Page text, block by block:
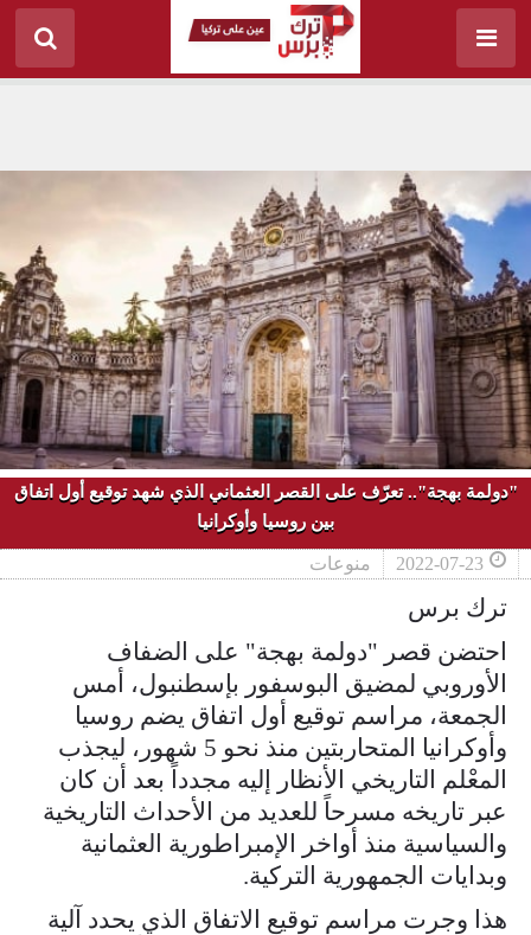
"دولمة بهجة".. تعرّف على القصر العثماني الذي شهد توقيع أول اتفاق
بين روسيا وأوكرانيا
2022-07-23 منوعات
ترك برس
احتضن قصر "دولمة بهجة" على الضفاف
الأوروبي لمضيق البوسفور بإسطنبول، أمس
الجمعة، مراسم توقيع أول اتفاق يضم روسيا
وأوكرانيا المتحاربتين منذ نحو 5 شهور، ليجذب
المعْلم التاريخي الأنظار إليه مجدداً بعد أن كان
عبر تاريخه مسرحاً للعديد من الأحداث التاريخية
والسياسية منذ أواخر الإمبراطورية العثمانية
وبدايات الجمهورية التركية.
هذا وجرت مراسم توقيع الاتفاق الذي يحدد آلية